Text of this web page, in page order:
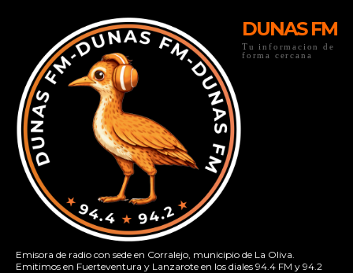
DUNAS FM
Tu informacion de
forma cercana
Emisora de radio con sede en Corralejo, municipio de La Oliva.
Emitimos en Fuerteventura y Lanzarote en los diales 94.4 FM y 94.2